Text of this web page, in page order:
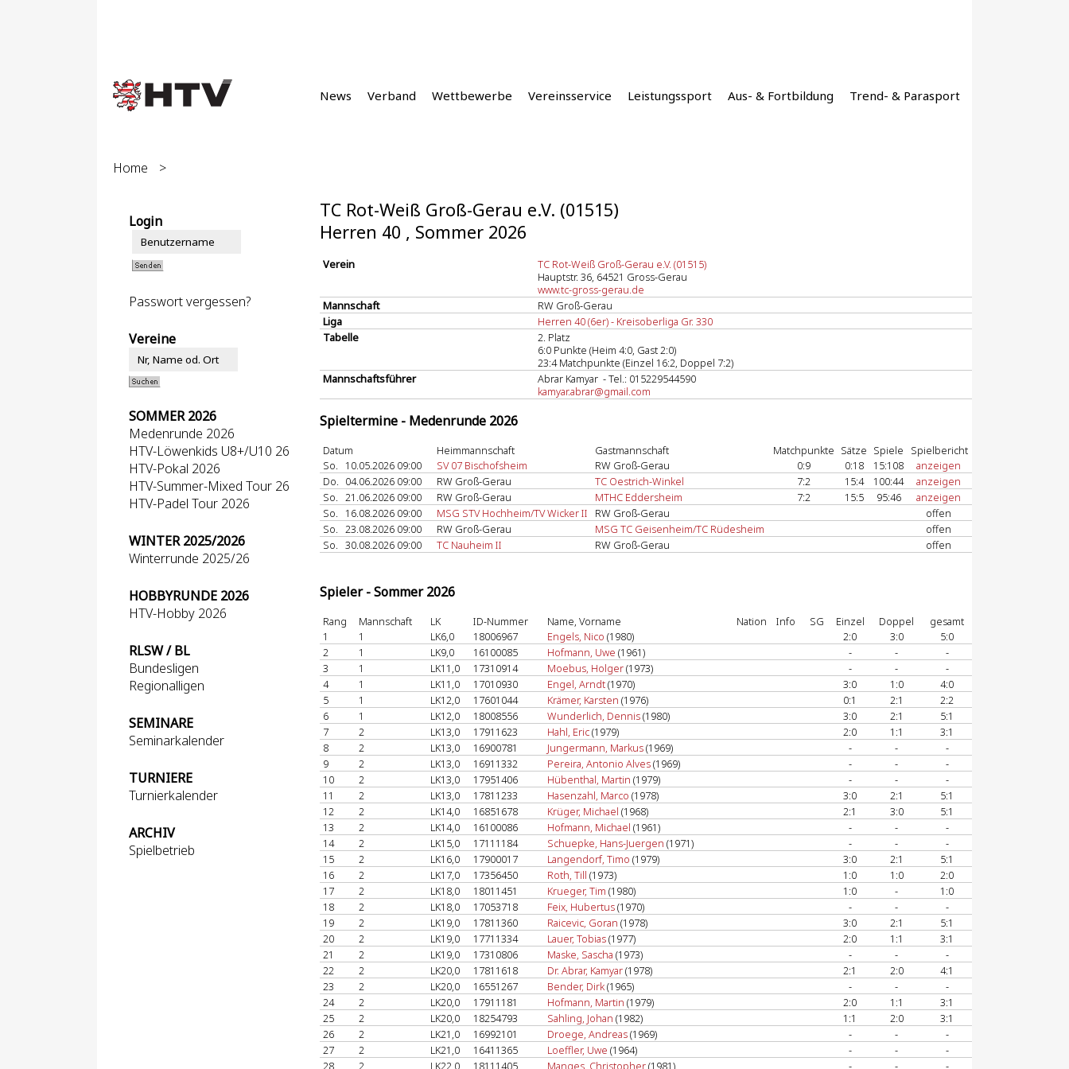
News Verband Wettbewerbe Vereinsservice Leistungssport Aus- & Fortbildung Trend- & Parasport
Home >
Login
Passwort vergessen?
Vereine
SOMMER 2026
Medenrunde 2026
HTV-Löwenkids U8+/U10 26
HTV-Pokal 2026
HTV-Summer-Mixed Tour 26
HTV-Padel Tour 2026
WINTER 2025/2026
Winterrunde 2025/26
HOBBYRUNDE 2026
HTV-Hobby 2026
RLSW / BL
Bundesligen
Regionalligen
SEMINARE
Seminarkalender
TURNIERE
Turnierkalender
ARCHIV
Spielbetrieb
TC Rot-Weiß Groß-Gerau e.V. (01515)
Herren 40 , Sommer 2026
Verein
TC Rot-Weiß Groß-Gerau e.V. (01515)
Hauptstr. 36, 64521 Gross-Gerau
www.tc-gross-gerau.de
Mannschaft
RW Groß-Gerau
Liga
Herren 40 (6er) - Kreisoberliga Gr. 330
Tabelle
2. Platz
6:0 Punkte (Heim 4:0, Gast 2:0)
23:4 Matchpunkte (Einzel 16:2, Doppel 7:2)
Mannschaftsführer
Abrar Kamyar - Tel.: 015229544590
kamyar.abrar@gmail.com
Spieltermine - Medenrunde 2026
Datum Heimmannschaft Gastmannschaft Matchpunkte Sätze Spiele
Spielbericht
So.
10.05.2026 09:00 SV 07 Bischofsheim RW Groß-Gerau 0:9 0:18 15:108
anzeigen
Do. 04.06.2026 09:00 RW Groß-Gerau TC Oestrich-Winkel 7:2 15:4 100:44
anzeigen
So. 21.06.2026 09:00 RW Groß-Gerau MTHC Eddersheim 7:2 15:5 95:46
anzeigen
So.
16.08.2026 09:00 MSG STV Hochheim/TV Wicker II RW Groß-Gerau
offen
So. 23.08.2026 09:00 RW Groß-Gerau MSG TC Geisenheim/TC Rüdesheim
offen
So. 30.08.2026 09:00 TC Nauheim II RW Groß-Gerau offen
Spieler - Sommer 2026
Rang Mannschaft LK ID-Nummer Name, Vorname Nation Info SG Einzel Doppel
gesamt
1
1 LK6,0 18006967 Engels, Nico (1980) 2:0 3:0
5:0
2
1 LK9,0 16100085 Hofmann, Uwe (1961) - -
-
3
1 LK11,0 17310914 Moebus, Holger(1973) - -
-
4
1 LK11,0 17010930 Engel, Arndt(1970) 3:0 1:0
4:0
5
1 LK12,0 17601044 Krämer, Karsten (1976) 0:1 2:1
2:2
6
1 LK12,0 18008556 Wunderlich, Dennis(1980) 3:0 2:1
5:1
7
2 LK13,0 17911623 Hahl, Eric(1979) 2:0 1:1
3:1
8
2 LK13,0 16900781 Jungermann, Markus(1969) - -
-
9
2 LK13,0 16911332 Pereira, Antonio Alves(1969) - -
-
10
2 LK13,0 17951406 Hübenthal, Martin (1979) - -
-
11
2 LK13,0 17811233 Hasenzahl, Marco (1978) 3:0 2:1
5:1
12
2 LK14,0 16851678 Krüger, Michael (1968) 2:1 3:0
5:1
13
2 LK14,0 16100086 Hofmann, Michael (1961) - -
-
14
2 LK15,0 17111184 Schuepke, Hans-Juergen (1971) - -
-
15
2 LK16,0 17900017 Langendorf, Timo (1979) 3:0 2:1
5:1
16
2 LK17,0 17356450 Roth, Till (1973) 1:0 1:0
2:0
17
2 LK18,0 18011451 Krueger, Tim (1980) 1:0 -
1:0
18
2 LK18,0 17053718 Feix, Hubertus(1970) - -
-
19
2 LK19,0 17811360 Raicevic, Goran (1978) 3:0 2:1
5:1
20
2 LK19,0 17711334 Lauer, Tobias(1977) 2:0 1:1
3:1
21
2 LK19,0 17310806 Maske, Sascha (1973) - -
-
22
2 LK20,0 17811618 Dr. Abrar, Kamyar(1978) 2:1 2:0
4:1
23
2 LK20,0 16551267 Bender, Dirk(1965) - -
-
24
2 LK20,0 17911181 Hofmann, Martin (1979) 2:0 1:1
3:1
25
2 LK20,0 18254793 Sahling, Johan (1982) 1:1 2:0
3:1
26
2 LK21,0 16992101 Droege, Andreas(1969) - -
-
27
2 LK21,0 16411365 Loeffler, Uwe (1964) - -
-
28
2 LK22,0 18111405 Manges, Christopher(1981) - - -